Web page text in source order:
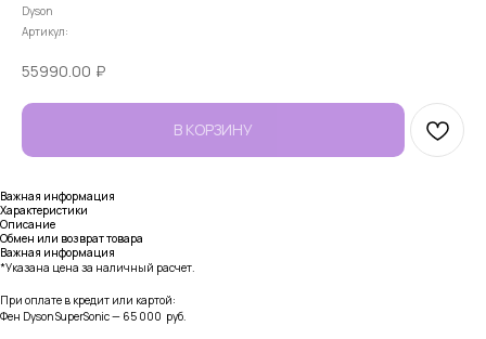
Dyson
Артикул:
55990.00 ₽
В КОРЗИНУ
Важная информация
Характеристики
Описание
Обмен или возврат товара
Важная информация
*Указана цена за наличный расчет.
При оплате в кредит или картой:
Фен Dyson SuperSonic — 65 000 руб.